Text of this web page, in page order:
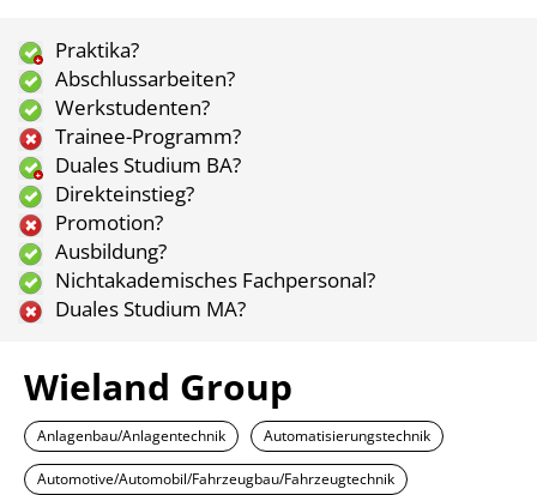
Praktika?
Abschlussarbeiten?
Werkstudenten?
Trainee-Programm?
Duales Studium BA?
Direkteinstieg?
Promotion?
Ausbildung?
Nichtakademisches Fachpersonal?
Duales Studium MA?
Wieland Group
Anlagenbau/Anlagentechnik Automatisierungstechnik
Automotive/Automobil/Fahrzeugbau/Fahrzeugtechnik